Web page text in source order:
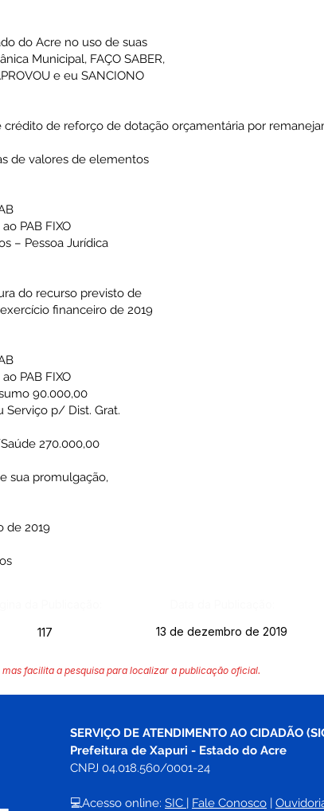
do Acre no uso de suas
Municipal, FAÇO SABER,
e eu SANCIONO
de reforço de dotação orçamentária por
de valores de elementos
PAB FIXO
– Pessoa Jurídica
do recurso previsto de
financeiro de 2019
PAB FIXO
90.000,00
Serviço p/ Dist. Grat.
270.000,00
sua promulgação,
de 2019
117 13 de dezembro de 2019
facilita a pesquisa para localizar a publicação oficial.
SERVIÇO DE ATENDIMENTO AO CIDADÃO
Prefeitura de Xapuri - Estado do Acre
CNPJ 04.018.560/0001-24
💻Acesso online: SIC | Fale Conosco |